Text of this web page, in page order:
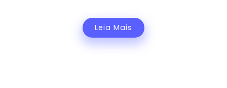
Leia Mais